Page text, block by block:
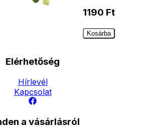
1190 Ft
Kosárba
Elérhetőség
Hírlevél
Kapcsolat
a vásárlásról